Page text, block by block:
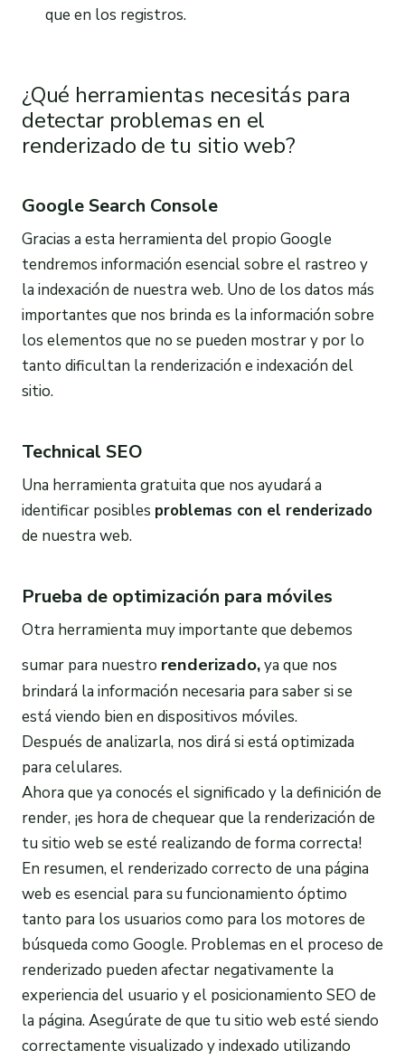
que en los registros.
¿Qué herramientas necesitás para
detectar problemas en el
renderizado de tu sitio web?
Google Search Console
Gracias a esta herramienta del propio Google
tendremos información esencial sobre el rastreo y
la indexación de nuestra web. Uno de los datos más
importantes que nos brinda es la información sobre
los elementos que no se pueden mostrar y por lo
tanto dificultan la renderización e indexación del
sitio.
Technical SEO
Una herramienta gratuita que nos ayudará a
identificar posibles problemas con el renderizado
de nuestra web.
Prueba de optimización para móviles
Otra herramienta muy importante que debemos
sumar para nuestro renderizado,ya que nos
brindará la información necesaria para saber si se
está viendo bien en dispositivos móviles.
Después de analizarla, nos dirá si está optimizada
para celulares.
Ahora que ya conocés el significado y la definición de
render, ¡es hora de chequear que la renderización de
tu sitio web se esté realizando de forma correcta!
En resumen, el renderizado correcto de una página
web es esencial para su funcionamiento óptimo
tanto para los usuarios como para los motores de
búsqueda como Google. Problemas en el proceso de
renderizado pueden afectar negativamente la
experiencia del usuario y el posicionamiento SEO de
la página. Asegúrate de que tu sitio web esté siendo
correctamente visualizado y indexado utilizando